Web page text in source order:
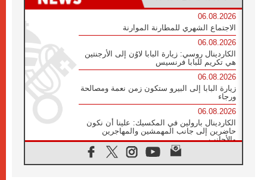
06.08.2026
الاجتماع الشهري للمطارنة الموارنة
06.08.2026
الكاردينال روسي: زيارة البابا لاوُن إلى الأرجنتين
هي تكريم للبابا فرنسيس
06.08.2026
زيارة البابا إلى البيرو ستكون زمن نعمة ومصالحة
ورجاء
06.08.2026
الكاردينال بارولين في المكسيك: علينا أن نكون
حاضرين إلى جانب المهمشين والمهاجرين
والأجانب
البابا لاوُن الرابع عشر للشباب في أسيزي: